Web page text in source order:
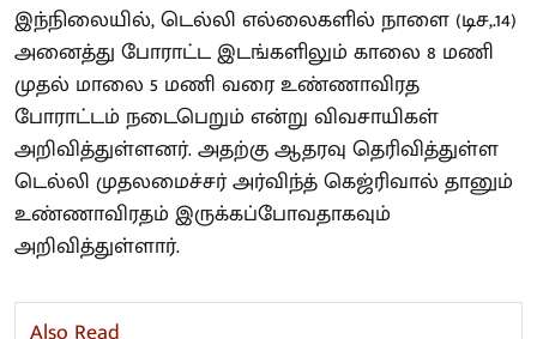
இந்நிலையில், டெல்லி எல்லைகளில் நாளை (டிச,.14)
அனைத்து போராட்ட இடங்களிலும் காலை 8 மணி
முதல் மாலை 5 மணி வரை உண்ணாவிரத
போராட்டம் நடைபெறும் என்று விவசாயிகள்
அறிவித்துள்ளனர். அதற்கு ஆதரவு தெரிவித்துள்ள
டெல்லி முதலமைச்சர் அர்விந்த் கெஜ்ரிவால் தானும்
உண்ணாவிரதம் இருக்கப்போவதாகவும்
அறிவித்துள்ளார்.